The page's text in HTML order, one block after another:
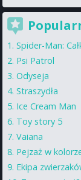
Spider-Man:
Psi Patrol
Odyseja
Straszydła
Ice Cream Man
Toy story 5
Vaiana
Pejzaż w
Ekipa